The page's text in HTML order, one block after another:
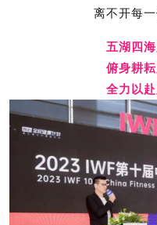
离不开每
五湖四
俯身耕
全力以